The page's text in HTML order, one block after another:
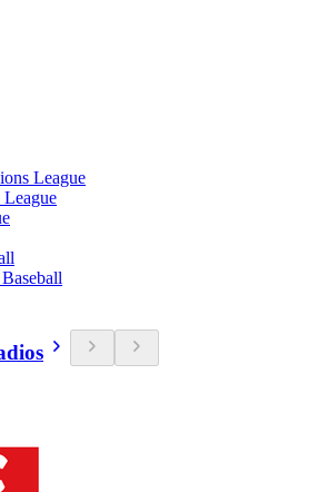
League